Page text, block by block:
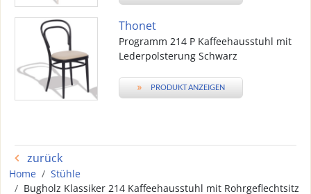
Thonet
Programm 214 P Kaffeehausstuhl mit
Lederpolsterung Schwarz
» PRODUKT ANZEIGEN
zurück
Home
Stühle
Bugholz Klassiker 214 Kaffeehausstuhl mit Rohrgeflechtsitz